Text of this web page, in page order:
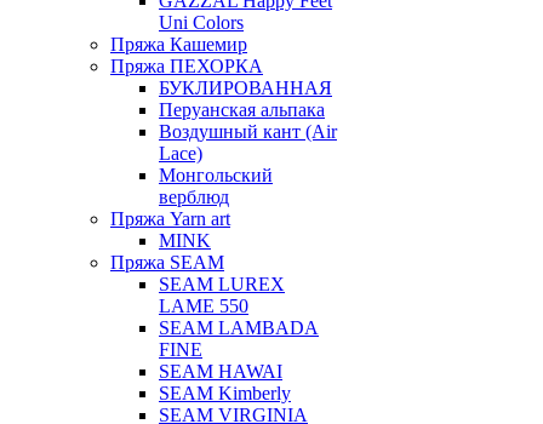
Uni Colors
Пряжа Кашемир
Пряжа ПЕХОРКА
БУКЛИРОВАННАЯ
Перуанская альпака
Воздушный кант (Air
Lace)
Монгольский
верблюд
Пряжа Yarn art
MINK
Пряжа SEAM
SEAM LUREX
LAME 550
SEAM LAMBADA
FINE
SEAM HAWAI
SEAM Kimberly
SEAM VIRGINIA